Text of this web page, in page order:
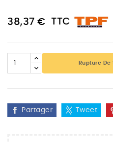
38,37 € TTC
Rupture De
Partager Tweet